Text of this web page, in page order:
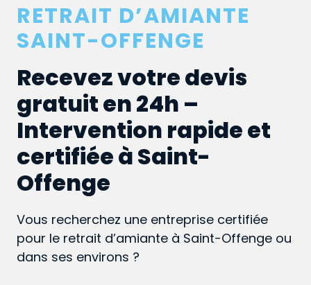
RETRAIT D’AMIANTE
SAINT-OFFENGE
Recevez votre devis
gratuit en 24h –
Intervention rapide et
certifiée à Saint-
Offenge
Vous recherchez une entreprise certifiée
pour le retrait d’amiante à Saint-Offenge ou
dans ses environs ?